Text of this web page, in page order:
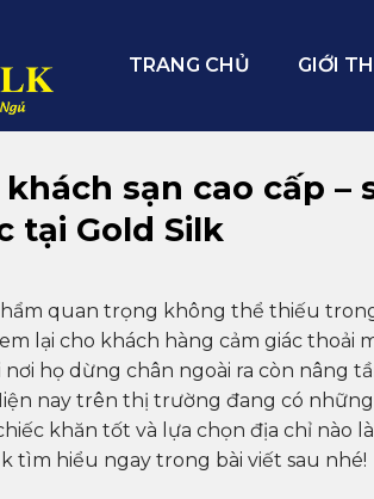
TRANG CHỦ GIỚI
sạn cao cấp –
tại Gold Silk
quan trọng không thể thiếu
lại cho khách hàng cảm giác thoải
họ dừng chân ngoài ra còn nâng
nay trên thị trường đang có
khăn tốt và lựa chọn địa chỉ nào
tìm hiểu ngay trong bài viết sau nhé!